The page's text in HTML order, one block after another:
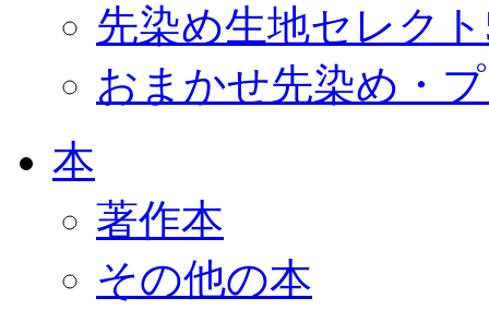
先染め生地セレク
おまかせ先染め・
本
著作本
その他の本